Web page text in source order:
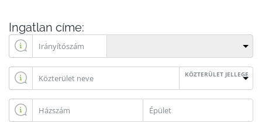
Ingatlan címe:
KÖZTERÜLET JELLEGE